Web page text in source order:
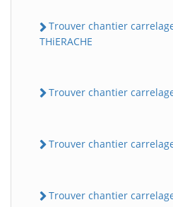
Trouver chantier
THiERACHE
Trouver chantier carrelage
Trouver chantier carrelage
Trouver chantier